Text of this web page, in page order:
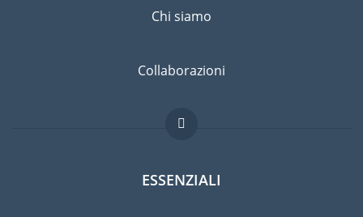
Chi siamo
Collaborazioni
ESSENZIALI